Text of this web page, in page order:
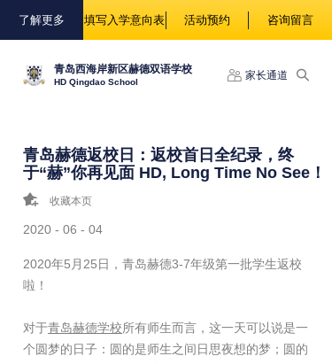
了解更多 填写入学意向表 活动预约 咨询留言
青岛西海岸新区赫德双语学校
HD Qingdao School
家长通道
青岛赫德返校日：返校首日全纪录，终
于“赫”你再见面 HD, Long Time No See！
收藏本页
2020 - 06 - 04
2020年5月25日，青岛赫德3-7年级第一批学生返校
啦！
对于青岛赫德学校所有师生而言，这一天可以说是一
个圆梦的日子：圆的是师生之间日思夜想的梦；圆的